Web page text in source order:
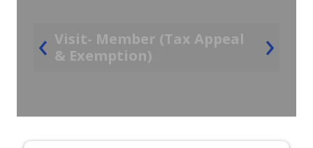
Visit- Member (Tax Appeal
& Exemption)
‹ ›